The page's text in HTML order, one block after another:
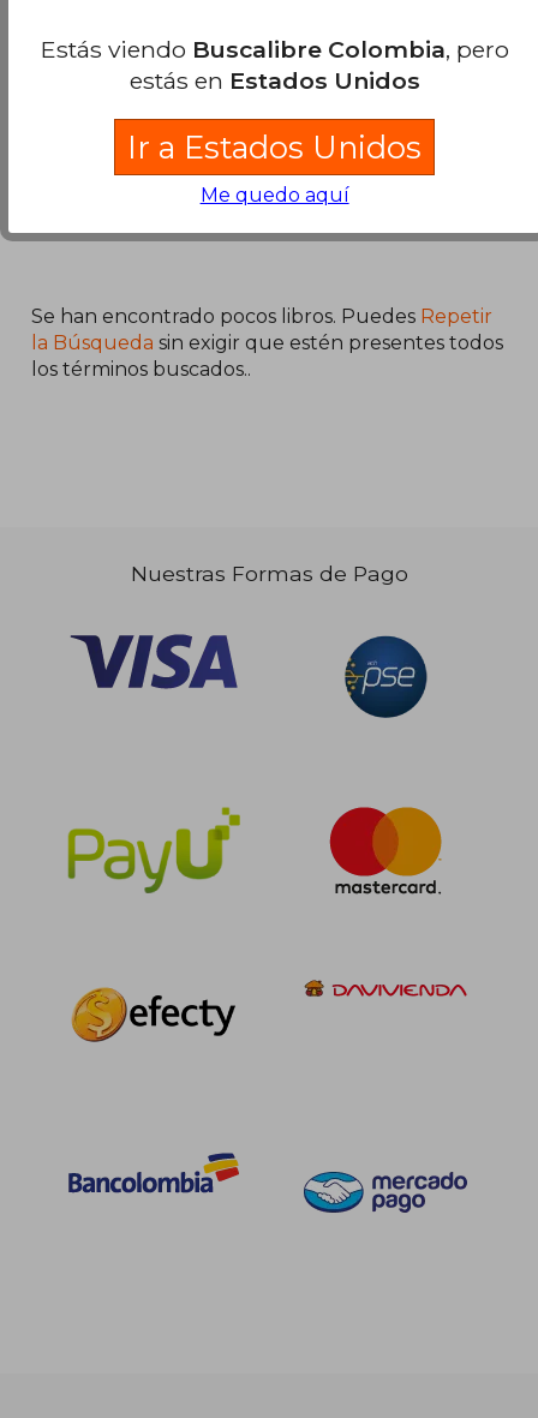
War (en Inglés)
Rimbaud, Isabelle ;
Williams, Archibald
Palala Press, Tapa Dura,
Se han encontrado pocos libros. Puedes Repetir
la Búsqueda sin exigir que estén presentes todos
los términos buscados..
Nuestras Formas de Pago
Estás viendo Buscalibre Colombia, pero
estás en Estados Unidos
Ir a Estados Unidos
Me quedo aquí